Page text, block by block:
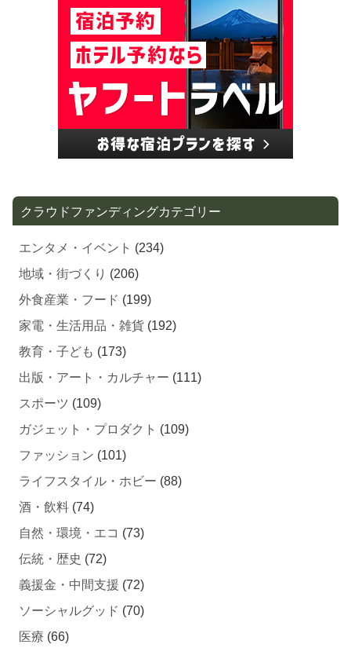
クラウドファンディングカテゴリー
エンタメ・イベント (234)
地域・街づくり (206)
外食産業・フード (199)
家電・生活用品・雑貨 (192)
教育・子ども (173)
出版・アート・カルチャー (111)
スポーツ (109)
ガジェット・プロダクト (109)
ファッション (101)
ライフスタイル・ホビー (88)
酒・飲料 (74)
自然・環境・エコ (73)
伝統・歴史 (72)
義援金・中間支援 (72)
ソーシャルグッド (70)
医療 (66)